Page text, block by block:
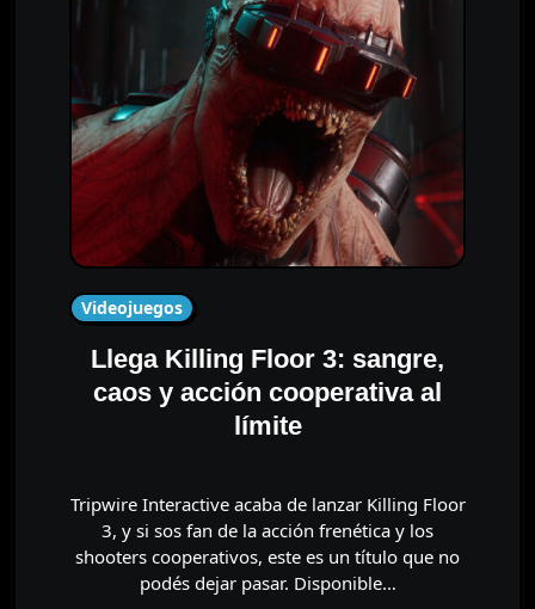
Videojuegos
Llega Killing Floor 3: sangre,
caos y acción cooperativa al
límite
Tripwire Interactive acaba de lanzar Killing Floor
3, y si sos fan de la acción frenética y los
shooters cooperativos, este es un título que no
podés dejar pasar. Disponible…